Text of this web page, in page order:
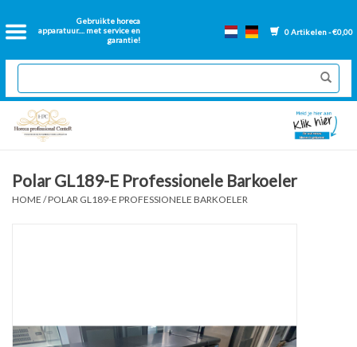
Gebruikte horeca
apparatuur.... met service en
garantie!
0 Artikelen - €0,00
Home
2dehands Horeca
Nieuwe apparatuur
GN Bakken
Over ons
Polar GL189-E Professionele Barkoeler
HOME /POLAR GL189-E PROFESSIONELE BARKOELER